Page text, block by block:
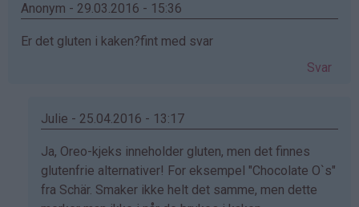
Ina
bekreftet)
Anonym - 29.03.2016 - 15:36
Er det gluten i kaken?fint med svar
Svar
Julie - 25.04.2016 - 13:17
Som
svar
på
Ja, Oreo-kjeks inneholder gluten, men det finnes
glutenfrie alternativer! For eksempel "Chocolate O`s"
fra Schär. Smaker ikke helt det samme, men dette